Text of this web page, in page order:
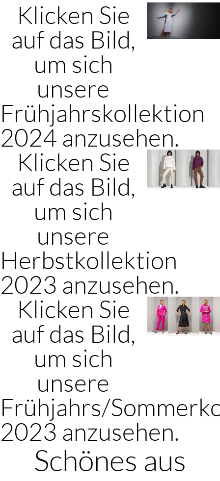
Klicken Sie
auf das Bild,
um sich
unsere
Frühjahrskollektion
2024 anzusehen.
Klicken Sie
auf das Bild,
um sich
unsere
Herbstkollektion
2023 anzusehen.
Klicken Sie
auf das Bild,
um sich
unsere
Frühjahrs/
2023 anzusehen.
Schönes aus